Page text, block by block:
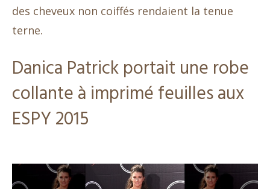
des cheveux non coiffés rendaient la tenue
terne.
Danica Patrick portait une robe
collante à imprimé feuilles aux
ESPY 2015